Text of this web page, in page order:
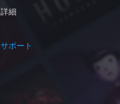
詳細
サポート